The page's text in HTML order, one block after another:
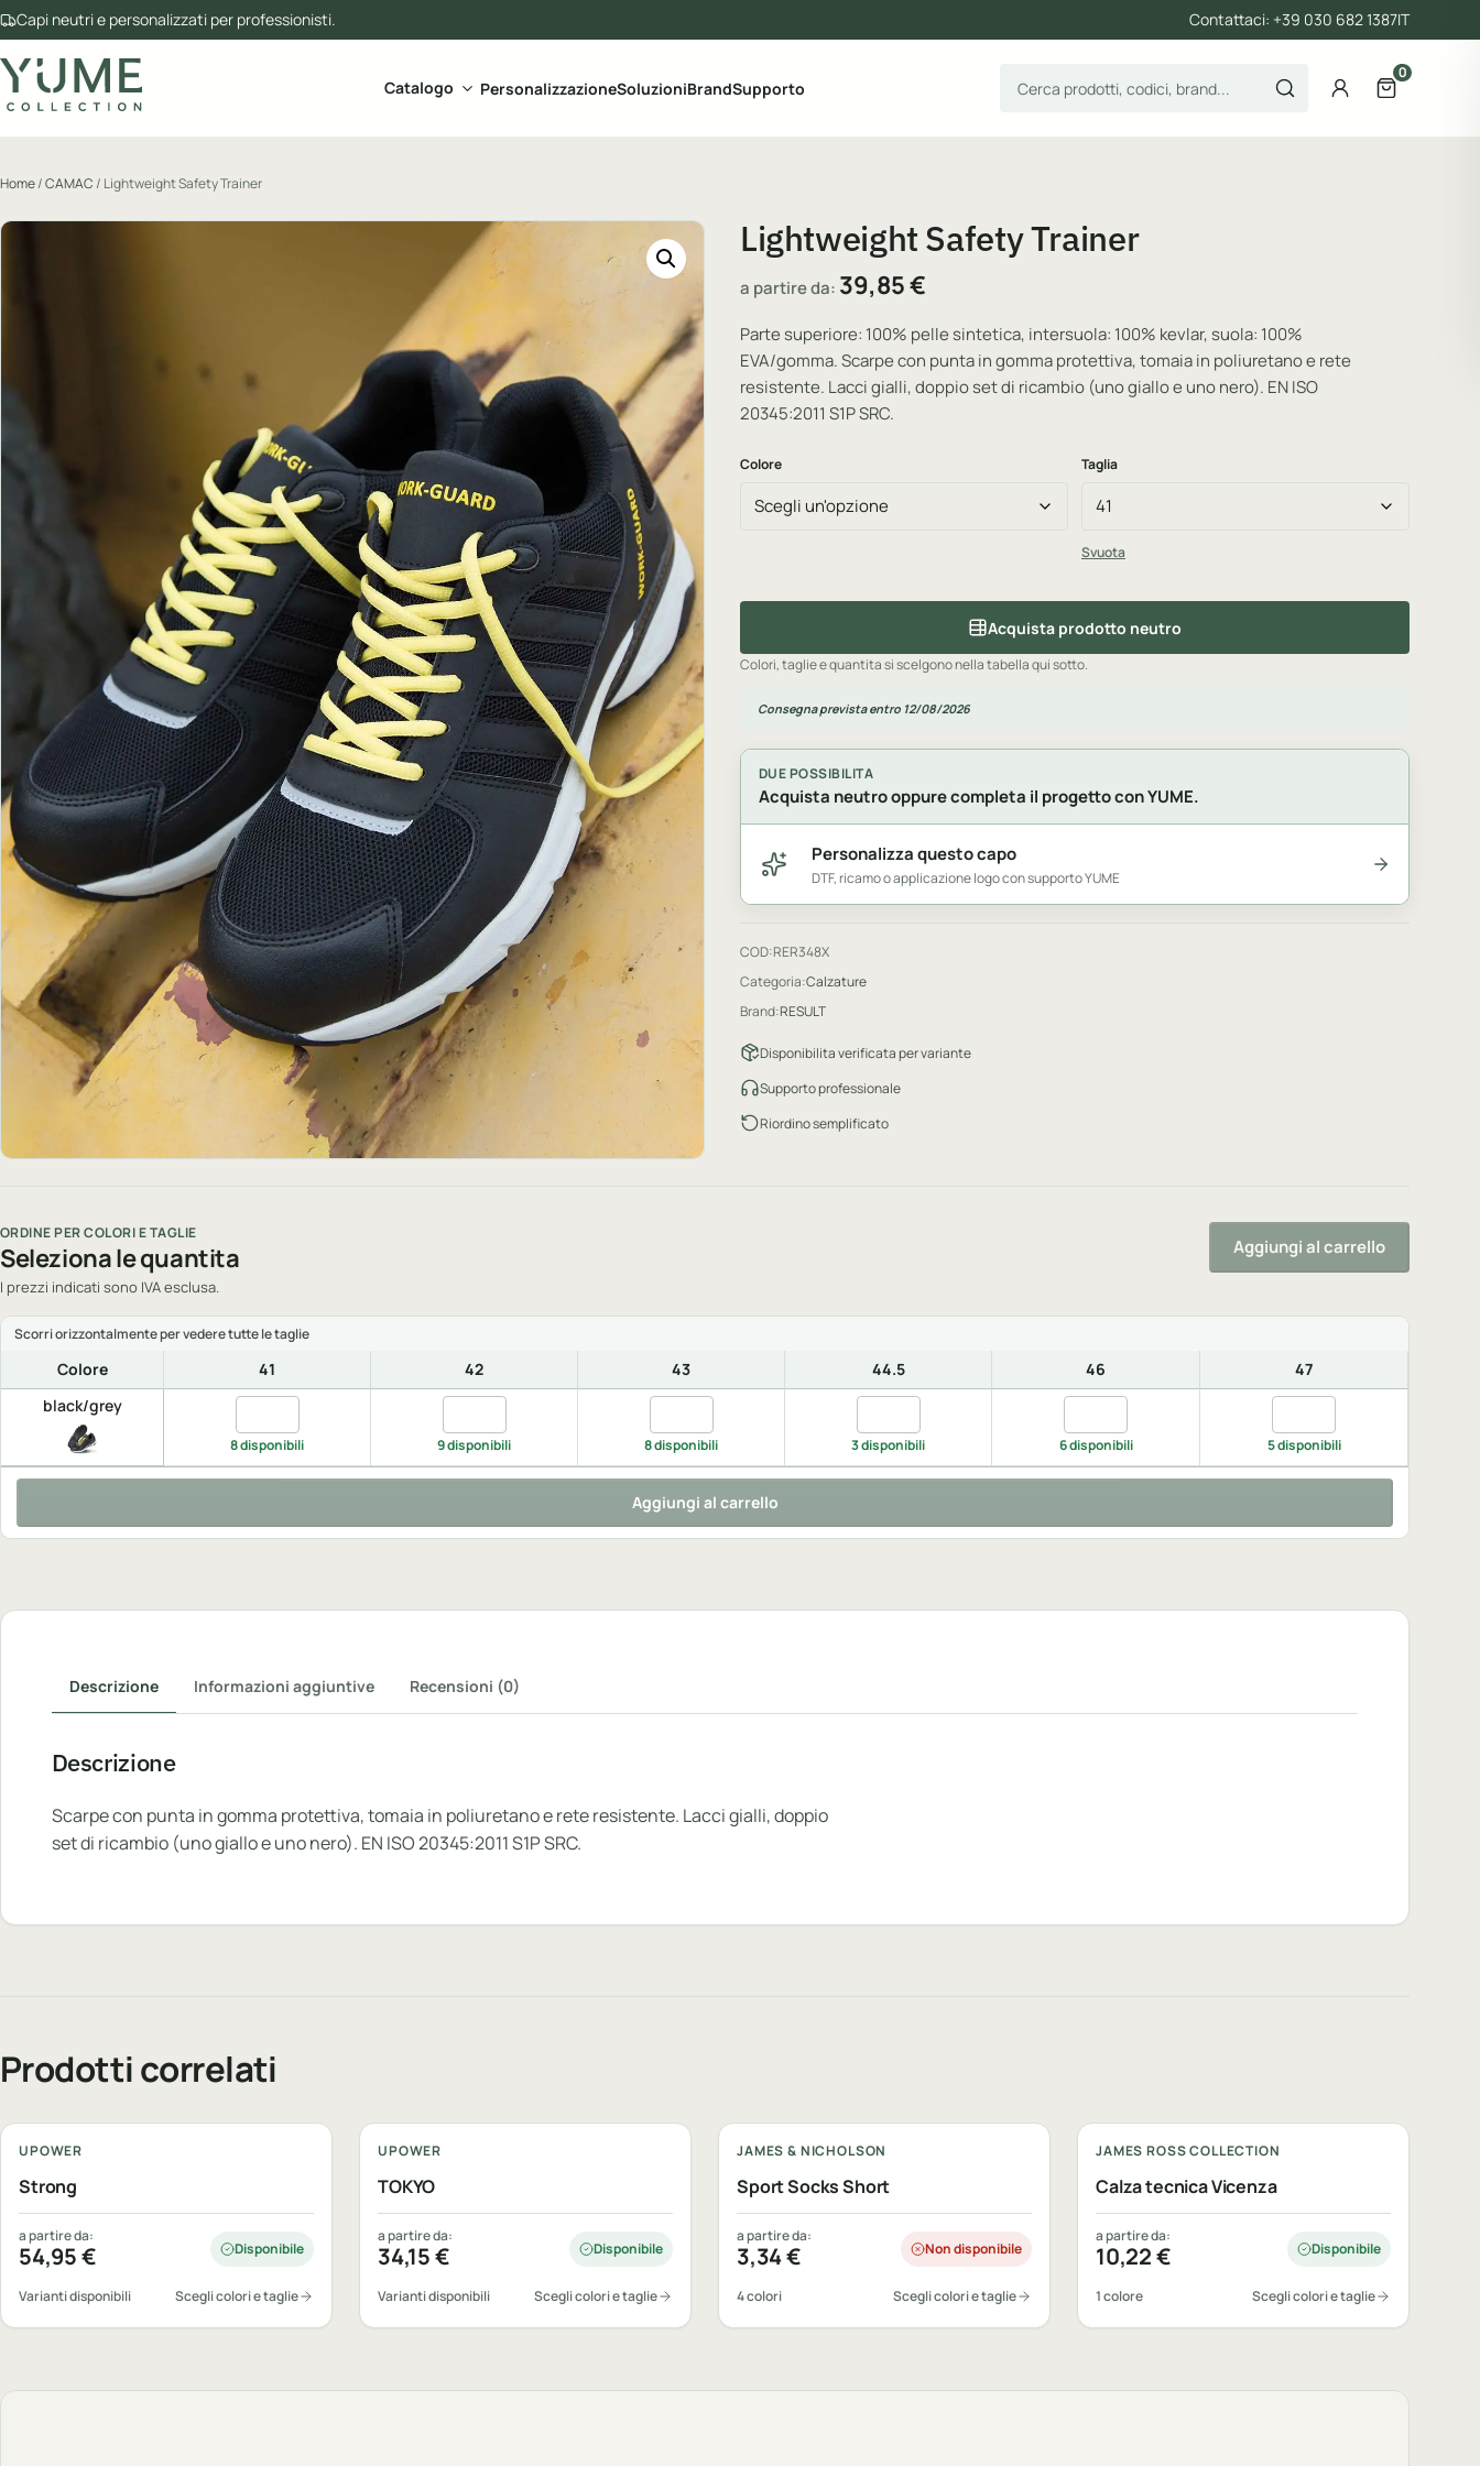
Capi neutri e personalizzati per professionisti. Contattaci: +39 030 682 1387IT
Catalogo Apri le categorie del catalogo
PersonalizzazioneSoluzioniBrandSupporto Cerca prodotti AccountApri il
0
Home/CAMAC / Lightweight Safety Trainer
Lightweight Safety Trainer
a partire da: 39,85€
Parte superiore: 100% pelle sintetica, intersuola: 100% kevlar, suola: 100%
EVA/gomma. Scarpe con punta in gomma protettiva, tomaia in poliuretano e rete
resistente. Lacci gialli, doppio set di ricambio (uno giallo e uno nero). EN ISO
20345:2011 S1P SRC.
Colore Taglia
Svuota
Acquista prodotto neutro
Colori, taglie e quantita si scelgono nella tabella qui sotto.
Consegna prevista entro 12/08/2026
DUE POSSIBILITA
Acquista neutro oppure completa il progetto con YUME.
Personalizza questo capo
DTF, ricamo o applicazione logo con supporto YUME
COD:RER348X
Categoria:Calzature
Brand:RESULT
Disponibilita verificata per variante
Supporto professionale
Riordino semplificato
ORDINE PER COLORI E TAGLIE
Seleziona le quantita
I prezzi indicati sono IVA esclusa.
Aggiungi al carrello
Colore 41 42 43 44.5 46
47
black/grey
8 disponibili 9 disponibili 8 disponibili 3 disponibili 6 disponibili 5 disponibili
Aggiungi al carrello
Descrizione Informazioni aggiuntive Recensioni (0)
Descrizione
Scarpe con punta in gomma protettiva, tomaia in poliuretano e rete resistente. Lacci gialli, doppio
set di ricambio (uno giallo e uno nero). EN ISO 20345:2011 S1P SRC.
Prodotti correlati
UPOWER
Strong
a partire da:
54,95€ Disponibile
Varianti disponibili Scegli colori e taglie
UPOWER
TOKYO
a partire da:
34,15€ Disponibile
Varianti disponibili Scegli colori e taglie
JAMES & NICHOLSON
Sport Socks Short
a partire da:
3,34€ Non disponibile
4 colori Scegli colori e taglie
JAMES ROSS COLLECTION
Calza tecnica Vicenza
a partire da:
10,22€ Disponibile
1 colore Scegli colori e taglie